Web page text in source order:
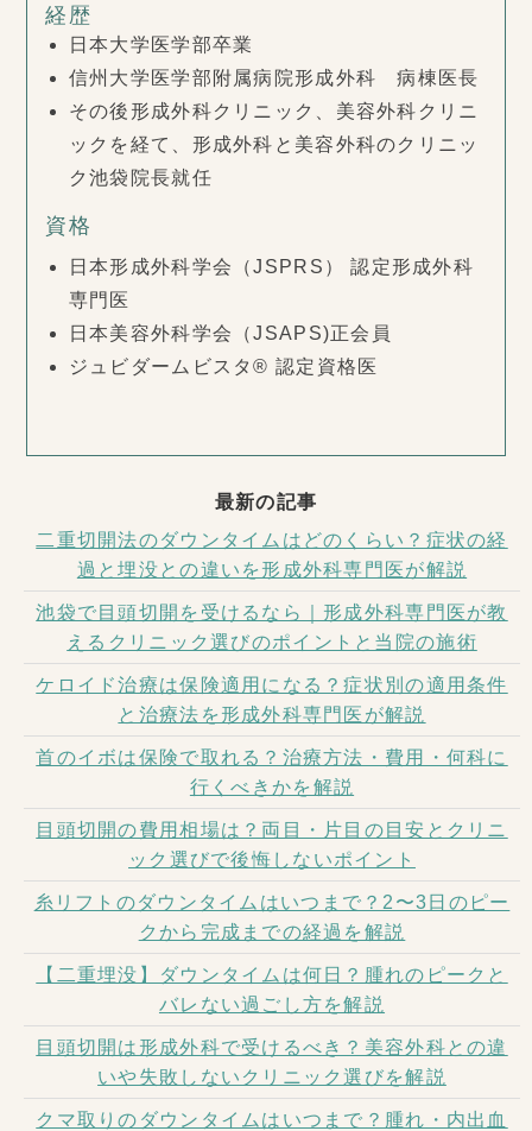
経歴
日本大学医学部卒業
信州大学医学部附属病院形成外科 病棟医長
その後形成外科クリニック、美容外科クリニ
ックを経て、形成外科と美容外科のクリニッ
ク池袋院長就任
資格
日本形成外科学会（JSPRS） 認定形成外科
専門医
日本美容外科学会（JSAPS)正会員
ジュビダームビスタ® 認定資格医
最新の記事
二重切開法のダウンタイムはどのくらい？症状の経
過と埋没との違いを形成外科専門医が解説
池袋で目頭切開を受けるなら｜形成外科専門医が教
えるクリニック選びのポイントと当院の施術
ケロイド治療は保険適用になる？症状別の適用条件
と治療法を形成外科専門医が解説
首のイボは保険で取れる？治療方法・費用・何科に
行くべきかを解説
目頭切開の費用相場は？両目・片目の目安とクリニ
ック選びで後悔しないポイント
糸リフトのダウンタイムはいつまで？2〜3日のピー
クから完成までの経過を解説
【二重埋没】ダウンタイムは何日？腫れのピークと
バレない過ごし方を解説
目頭切開は形成外科で受けるべき？美容外科との違
いや失敗しないクリニック選びを解説
クマ取りのダウンタイムはいつまで？腫れ・内出血